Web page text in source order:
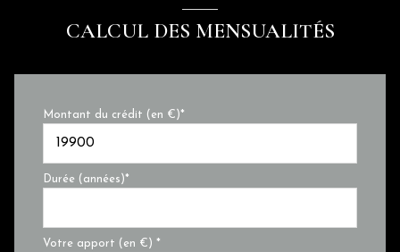
CALCUL DES MENSUALITÉS
Montant du crédit (en €)*
Durée (années)*
Votre apport (en €) *